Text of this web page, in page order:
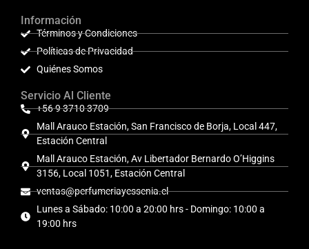
Información
Términos y Condiciones
Políticas de Privacidad
Quiénes Somos
Servicio Al Cliente
+56 9 3710 3709
Mall Arauco Estación, San Francisco de Borja, Local 447,
Estación Central
Mall Arauco Estación, Av Libertador Bernardo O’Higgins
3156, Local 1051, Estación Central
ventas@perfumeriayessenia.cl
Lunes a Sábado: 10:00 a 20:00 hrs - Domingo: 10:00 a
19:00 hrs